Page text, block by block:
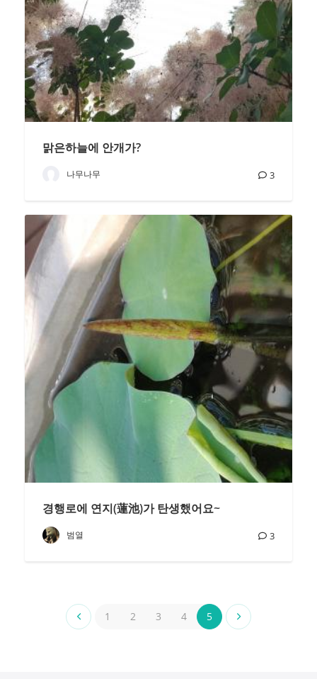
맑은하늘에 안개가?
나무나무 3
경행로에 연지(蓮池)가 탄생했어요~
범열 3
1 2 3 4 5